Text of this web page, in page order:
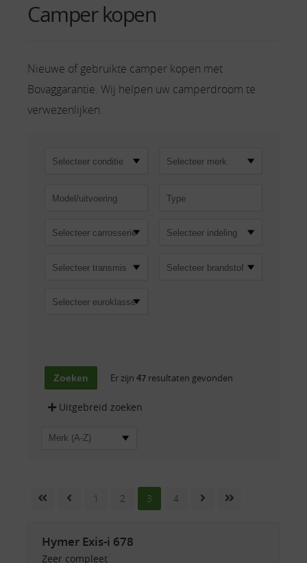
Camper kopen
Nieuwe of gebruikte camper kopen met
Bovaggarantie. Wij helpen uw camperdroom te
verwezenlijken.
Selecteer merk
Selecteer carrosserie Selecteer indeling
Selecteer brandstof
Selecteer euroklasse
Er zijn 47 resultaten gevonden
Uitgebreid zoeken
1 2 3 4
Hymer Exis-i 678
Zeer compleet